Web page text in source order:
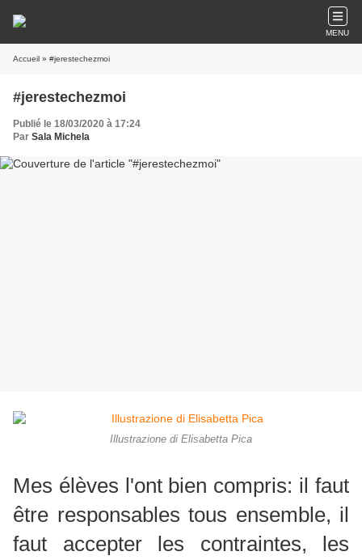
MENU
Accueil » #jerestechezmoi
#jerestechezmoi
Publié le 18/03/2020 à 17:24
Par Sala Michela
Illustrazione di Elisabetta Pica
Mes élèves l'ont bien compris: il faut
être responsables tous ensemble, il
faut accepter les contraintes, les